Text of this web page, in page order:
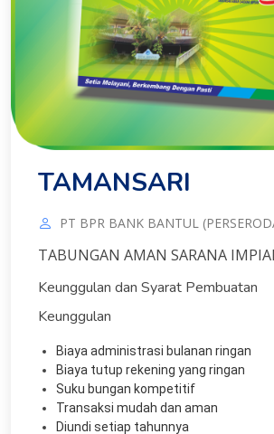
TAMANSARI
PT BPR BANK BANTUL
TABUNGAN AMAN SARANA
Keunggulan dan Syarat Pembuatan
Keunggulan
Biaya administrasi bulanan ringan
Biaya tutup rekening yang ringan
Suku bungan kompetitif
Transaksi mudah dan aman
Diundi setiap tahunnya